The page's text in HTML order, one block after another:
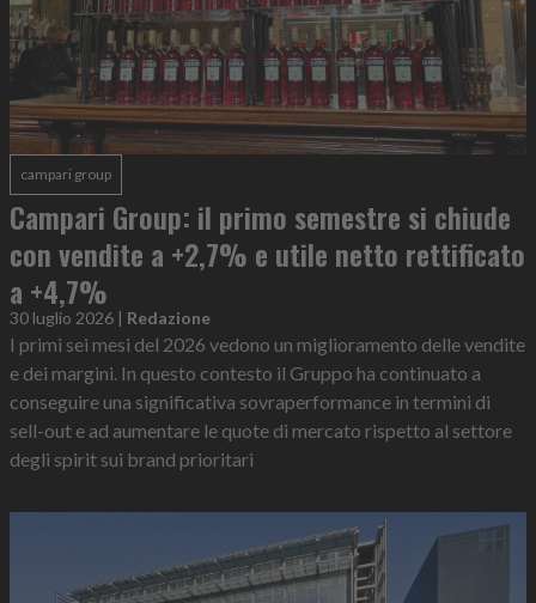
campari group
Campari Group: il primo semestre si chiude
con vendite a +2,7% e utile netto rettificato
a +4,7%
30 luglio 2026 | Redazione
I primi sei mesi del 2026 vedono un miglioramento delle vendite
e dei margini. In questo contesto il Gruppo ha continuato a
conseguire una significativa sovraperformance in termini di
sell-out e ad aumentare le quote di mercato rispetto al settore
degli spirit sui brand prioritari